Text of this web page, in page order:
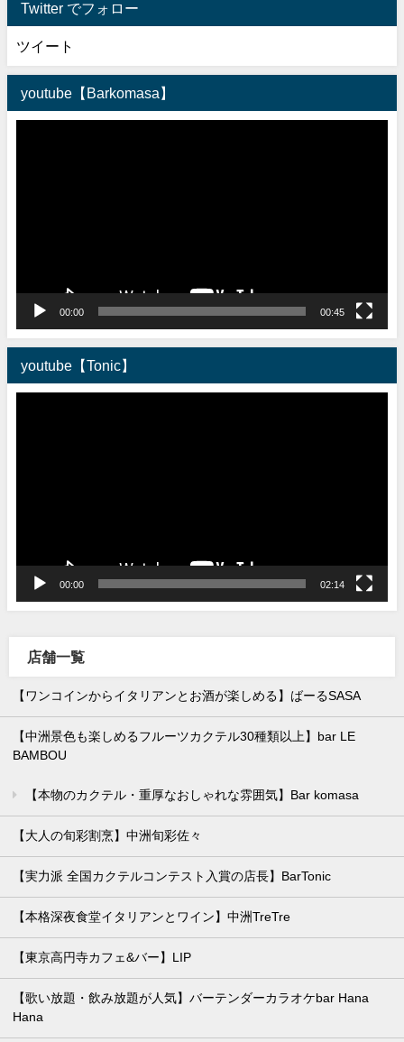
Twitter でフォロー
ツイート
youtube【Barkomasa】
00:00 00:45
youtube【Tonic】
00:00 02:14
店舗一覧
【ワンコインからイタリアンとお酒が楽しめる】ばーるSASA
【中洲景色も楽しめるフルーツカクテル30種類以上】bar LE
BAMBOU
【本物のカクテル・重厚なおしゃれな雰囲気】Bar komasa
【大人の旬彩割烹】中洲旬彩佐々
【実力派 全国カクテルコンテスト入賞の店長】BarTonic
【本格深夜食堂イタリアンとワイン】中洲TreTre
【東京高円寺カフェ&バー】LIP
【歌い放題・飲み放題が人気】バーテンダーカラオケbar Hana
Hana